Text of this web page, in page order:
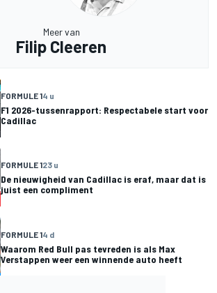
Meer van
Filip Cleeren
FORMULE 14 u
F1 2026-tussenrapport: Respectabele start voor
Cadillac
FORMULE 123 u
De nieuwigheid van Cadillac is eraf, maar dat is
juist een compliment
FORMULE 14 d
Waarom Red Bull pas tevreden is als Max
Verstappen weer een winnende auto heeft